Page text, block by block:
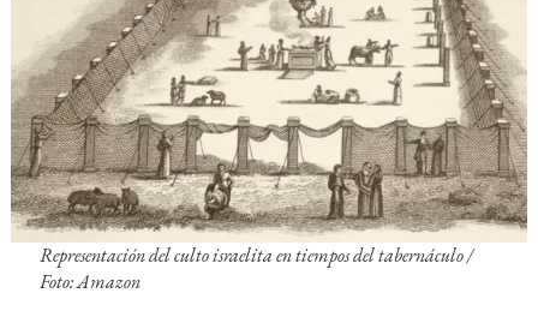
Representación del culto israelita en tiempos del tabernáculo /
Foto: Amazon